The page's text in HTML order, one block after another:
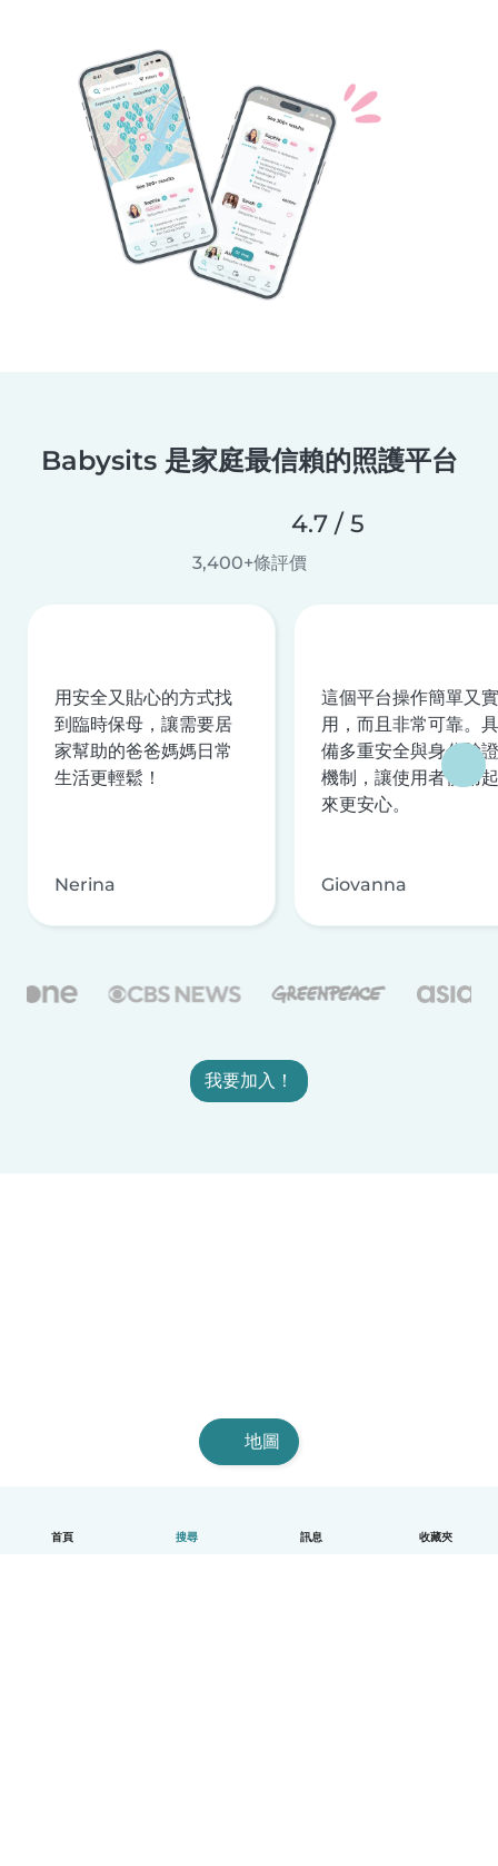
首頁 搜尋 訊息 收藏夾
Babysits 是家庭最信賴的照護平台
4.7 / 5
3,400+條評價
用安全又貼心的方式找
到臨時保母，讓需要居
家幫助的爸爸媽媽日常
生活更輕鬆！
Nerina
這個平台操作簡單又實
用，而且非常可靠。具
備多重安全與身分驗證
機制，讓使用者使用起
來更安心。
Giovanna
我要加入！
地圖